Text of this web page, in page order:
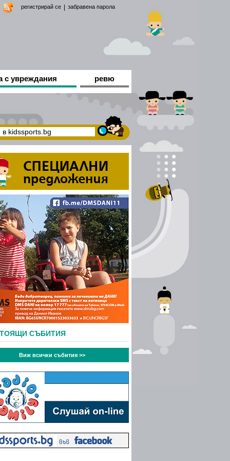
регистрирай се забравена парола
с увреждания ревю
СЪБИТИЯ
Виж всички събития >>